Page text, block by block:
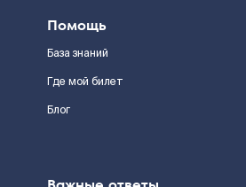
Помощь
База знаний
Где мой билет
Блог